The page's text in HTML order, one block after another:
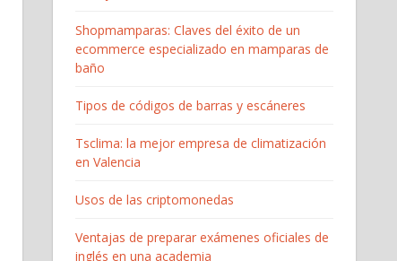
Shopmamparas: Claves del éxito de un
ecommerce especializado en mamparas de
baño
Tipos de códigos de barras y escáneres
Tsclima: la mejor empresa de climatización
en Valencia
Usos de las criptomonedas
Ventajas de preparar exámenes oficiales de
inglés en una academia